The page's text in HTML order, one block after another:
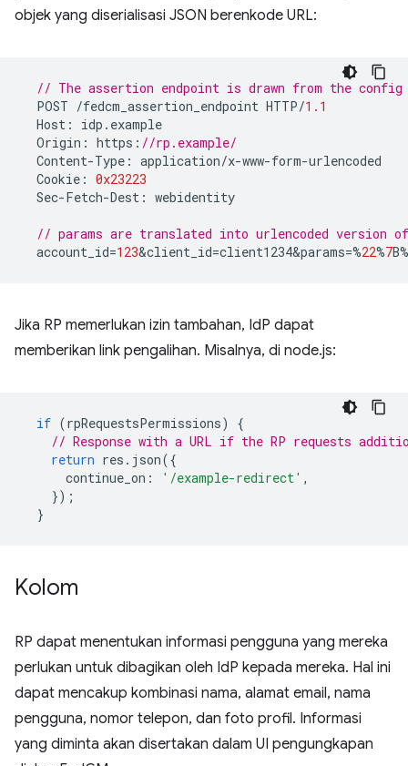
objek yang diserialisasi JSON berenkode URL:
// The assertion endpoint is drawn from the
POST /fedcm_assertion_endpoint HTTP/1.1
Host : idp . example
Origin : https : //rp.example/
Content-Type : application/x-www-form-urlencoded
Cookie : 0x23223
Sec-Fetch-Dest : webidentity
// params are translated into urlencoded version
account_id=123&client_id=client1234&params=%22%7B%
Jika RP memerlukan izin tambahan, IdP dapat
memberikan link pengalihan. Misalnya, di node.js:
if (rpRequestsPermissions)
{
// Response with a URL if the RP requests
return res . json({
continue_on : '/example-redirect' ,
});
}
Kolom
RP dapat menentukan informasi pengguna yang mereka
perlukan untuk dibagikan oleh IdP kepada mereka. Hal ini
dapat mencakup kombinasi nama, alamat email, nama
pengguna, nomor telepon, dan foto profil. Informasi
yang diminta akan disertakan dalam UI pengungkapan